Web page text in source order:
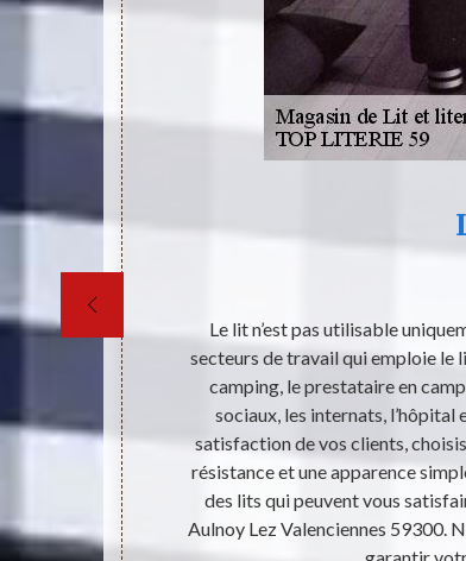
nier aussi
que cela a
Le lit n’est pas utilisable
secteurs de travail qui emploie le
camping, le prestataire en
sociaux, les internats,
satisfaction de vos clients,
résistance et une apparence
des lits qui peuvent vous
Aulnoy Lez Valenciennes 59300.
garantir